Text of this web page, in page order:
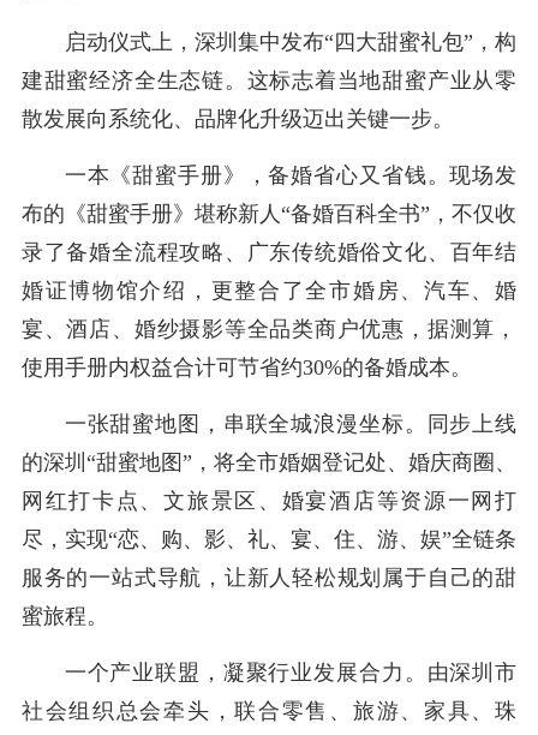
启动仪式上，深圳集中发布“四大甜蜜礼包”，构
建甜蜜经济全生态链。这标志着当地甜蜜产业从零
散发展向系统化、品牌化升级迈出关键一步。
一本《甜蜜手册》，备婚省心又省钱。现场发
布的《甜蜜手册》堪称新人“备婚百科全书”，不仅收
录了备婚全流程攻略、广东传统婚俗文化、百年结
婚证博物馆介绍，更整合了全市婚房、汽车、婚
宴、酒店、婚纱摄影等全品类商户优惠，据测算，
使用手册内权益合计可节省约30%的备婚成本。
一张甜蜜地图，串联全城浪漫坐标。同步上线
的深圳“甜蜜地图”，将全市婚姻登记处、婚庆商圈、
网红打卡点、文旅景区、婚宴酒店等资源一网打
尽，实现“恋、购、影、礼、宴、住、游、娱”全链条
服务的一站式导航，让新人轻松规划属于自己的甜
蜜旅程。
一个产业联盟，凝聚行业发展合力。由深圳市
社会组织总会牵头，联合零售、旅游、家具、珠